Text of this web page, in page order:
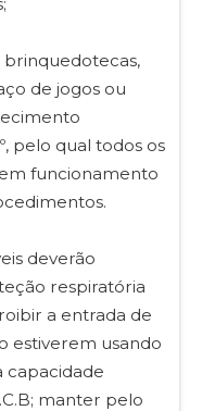
de jogos ou
pelo qual todos os
funcionamento
deverão
respiratória
a entrada de
estiverem usando
capacidade
manter pelo